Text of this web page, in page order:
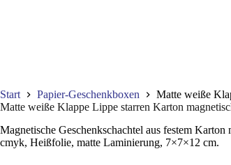
Start Papier-Geschenkboxen
Matte weiße
Matte weiße Klappe Lippe starren Karton
Magnetische Geschenkschachtel aus festem
cmyk, Heißfolie, matte Laminierung, 7×7×12 cm.